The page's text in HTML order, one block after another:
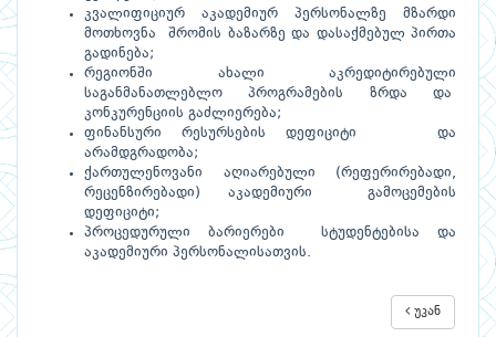
კვალიფიციურ აკადემიურ პერსონალზე მზარდი
მოთხოვნა შრომის ბაზარზე და დასაქმებულ პირთა
გადინება;
რეგიონში ახალი აკრედიტირებული
საგანმანათლებლო პროგრამების ზრდა და
კონკურენციის გაძლიერება;
ფინანსური რესურსების დეფიციტი და
არამდგრადობა;
ქართულენოვანი აღიარებული (რეფერირებადი,
რეცენზირებადი) აკადემიური გამოცემების
დეფიციტი;
პროცედურული ბარიერები სტუდენტებისა და
აკადემიური პერსონალისათვის.
უკან